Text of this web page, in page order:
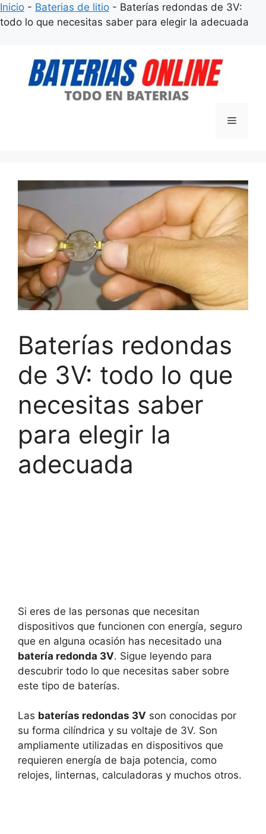
Inicio - Baterias de litio - Baterías redondas de 3V:
todo lo que necesitas saber para elegir la adecuada
contenido
Menú
Baterías redondas
de 3V: todo lo que
necesitas saber
para elegir la
adecuada
Si eres de las personas que necesitan
dispositivos que funcionen con energía, seguro
que en alguna ocasión has necesitado una
batería redonda 3V. Sigue leyendo para
descubrir todo lo que necesitas saber sobre
este tipo de baterías.
Las baterías redondas 3V son conocidas por
su forma cilíndrica y su voltaje de 3V. Son
ampliamente utilizadas en dispositivos que
requieren energía de baja potencia, como
relojes, linternas, calculadoras y muchos otros.